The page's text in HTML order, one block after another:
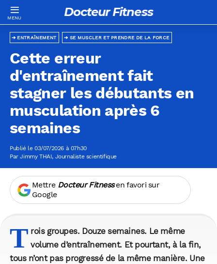
Docteur Fitness
SE MUSCLER ET PRENDRE DE LA FORCE
ENTRAÎNEMENT
Cette erreur
d'entraînement fait
stagner les débutants en
musculation après 6
semaines
Publié le 03/07/2026 à 07h30
ParJimmy THAI, Journaliste scientifique
Mettre Docteur Fitnessen favori sur
Google
T rois groupes. Douze semaines. Le même
volume d’entraînement. Et pourtant, à la fin,
tous n’ont pas progressé de la même manière. Une